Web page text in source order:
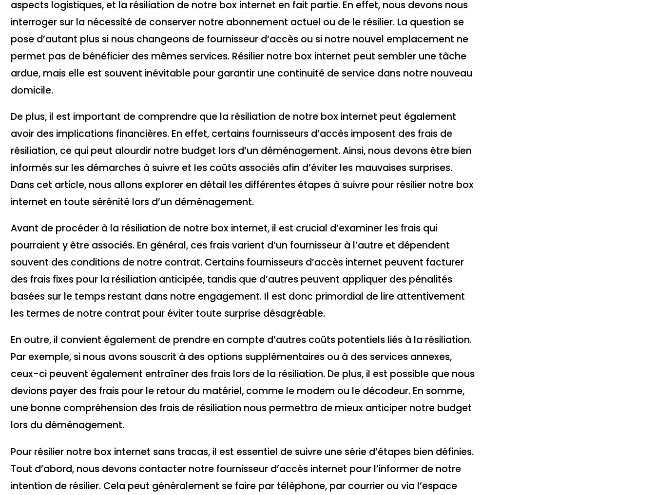
aspects logistiques, et la résiliation de notre box internet en fait partie. En effet, nous devons nous
interroger sur la nécessité de conserver notre abonnement actuel ou de le résilier. La question se
pose d’autant plus si nous changeons de fournisseur d’accès ou si notre nouvel emplacement ne
permet pas de bénéficier des mêmes services. Résilier notre box internet peut sembler une tâche
ardue, mais elle est souvent inévitable pour garantir une continuité de service dans notre nouveau
domicile.
De plus, il est important de comprendre que la résiliation de notre box internet peut également
avoir des implications financières. En effet, certains fournisseurs d’accès imposent des frais de
résiliation, ce qui peut alourdir notre budget lors d’un déménagement. Ainsi, nous devons être bien
informés sur les démarches à suivre et les coûts associés afin d’éviter les mauvaises surprises.
Dans cet article, nous allons explorer en détail les différentes étapes à suivre pour résilier notre box
internet en toute sérénité lors d’un déménagement.
Avant de procéder à la résiliation de notre box internet, il est crucial d’examiner les frais qui
pourraient y être associés. En général, ces frais varient d’un fournisseur à l’autre et dépendent
souvent des conditions de notre contrat. Certains fournisseurs d’accès internet peuvent facturer
des frais fixes pour la résiliation anticipée, tandis que d’autres peuvent appliquer des pénalités
basées sur le temps restant dans notre engagement. Il est donc primordial de lire attentivement
les termes de notre contrat pour éviter toute surprise désagréable.
En outre, il convient également de prendre en compte d’autres coûts potentiels liés à la résiliation.
Par exemple, si nous avons souscrit à des options supplémentaires ou à des services annexes,
ceux-ci peuvent également entraîner des frais lors de la résiliation. De plus, il est possible que nous
devions payer des frais pour le retour du matériel, comme le modem ou le décodeur. En somme,
une bonne compréhension des frais de résiliation nous permettra de mieux anticiper notre budget
lors du déménagement.
Pour résilier notre box internet sans tracas, il est essentiel de suivre une série d’étapes bien définies.
Tout d’abord, nous devons contacter notre fournisseur d’accès internet pour l’informer de notre
intention de résilier. Cela peut généralement se faire par téléphone, par courrier ou via l’espace